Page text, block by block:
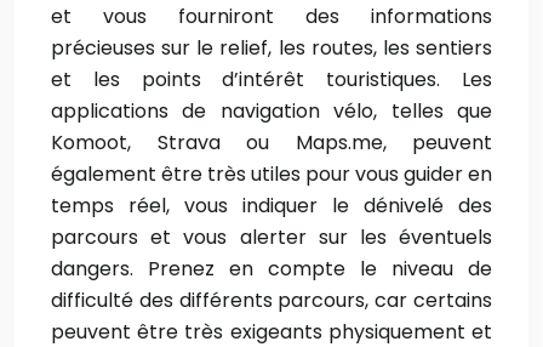
et vous fourniront des informations
précieuses sur le relief, les routes, les sentiers
et les points d’intérêt touristiques. Les
applications de navigation vélo, telles que
Komoot, Strava ou Maps.me, peuvent
également être très utiles pour vous guider en
temps réel, vous indiquer le dénivelé des
parcours et vous alerter sur les éventuels
dangers. Prenez en compte le niveau de
difficulté des différents parcours, car certains
peuvent être très exigeants physiquement et